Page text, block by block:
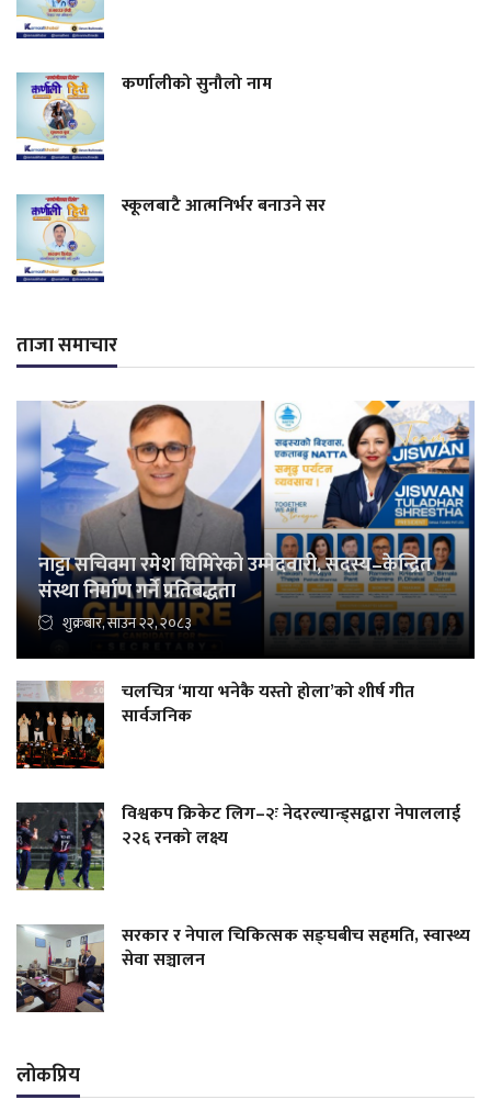
कर्णालीको सुनौलो नाम
स्कूलबाटै आत्मनिर्भर बनाउने सर
ताजा समाचार
नाट्टा सचिवमा रमेश घिमिरेको उम्मेदवारी, सदस्य–केन्द्रित
संस्था निर्माण गर्ने प्रतिबद्धता
शुक्रबार, साउन २२, २०८३
चलचित्र ‘माया भनेकै यस्तो होला’को शीर्ष गीत
सार्वजनिक
विश्वकप क्रिकेट लिग–२ः नेदरल्यान्ड्सद्वारा नेपाललाई
२२६ रनको लक्ष्य
सरकार र नेपाल चिकित्सक सङ्घबीच सहमति, स्वास्थ्य
सेवा सञ्चालन
लोकप्रिय